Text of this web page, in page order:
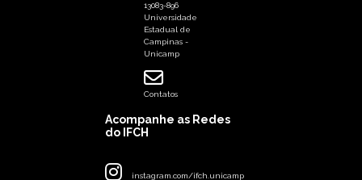
13083-896
Universidade
Estadual de
Campinas -
Unicamp
Contatos
Acompanhe as Redes
do IFCH
instagram.com/ifch.unicamp